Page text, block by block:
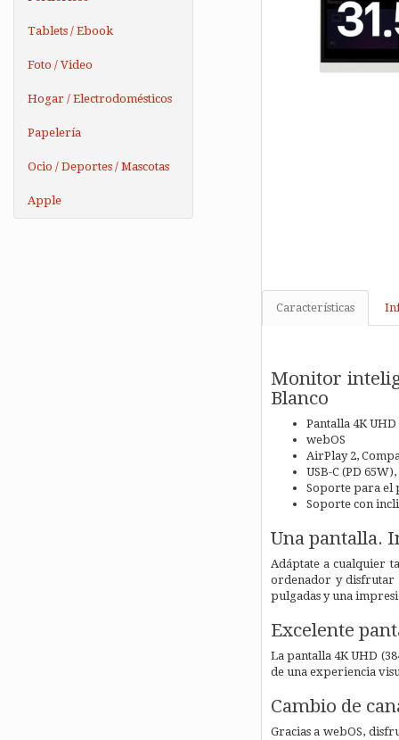
Tablets / Ebook
Foto / Video
Hogar / Electrodomésticos
Papelería
Ocio / Deportes / Mascotas
Apple
Características
Monitor
Blanco
Pantalla 4K UHD
webOS
AirPlay 2,
USB-C (PD
Soporte para el
Soporte con
Una pantalla.
Adáptate a cualquier
ordenador y disfrutar
pulgadas y una
Excelente
La pantalla 4K UHD
de una experiencia
Cambio de
Gracias a webOS,